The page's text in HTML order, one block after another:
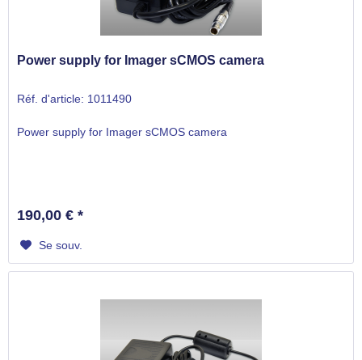
Power supply for Imager sCMOS camera
Réf. d'article: 1011490
Power supply for Imager sCMOS camera
190,00 € *
Se souv.